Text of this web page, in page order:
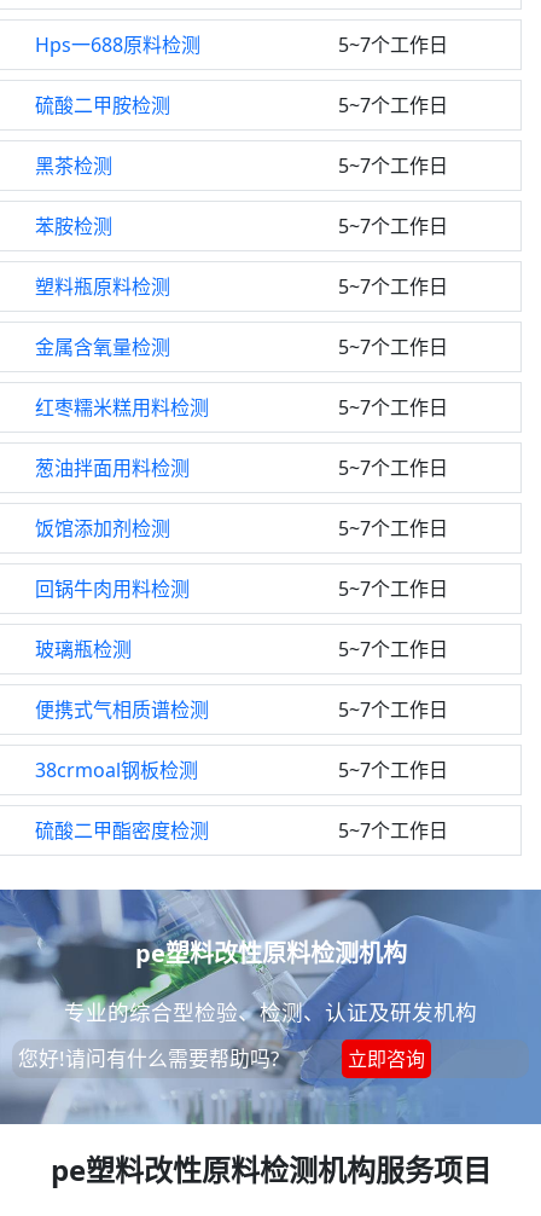
Hps一688原料检测 5~7个工作日
硫酸二甲胺检测 5~7个工作日
黑茶检测 5~7个工作日
苯胺检测 5~7个工作日
塑料瓶原料检测 5~7个工作日
金属含氧量检测 5~7个工作日
红枣糯米糕用料检测 5~7个工作日
葱油拌面用料检测 5~7个工作日
饭馆添加剂检测 5~7个工作日
回锅牛肉用料检测 5~7个工作日
玻璃瓶检测 5~7个工作日
便携式气相质谱检测 5~7个工作日
38crmoal钢板检测 5~7个工作日
硫酸二甲酯密度检测 5~7个工作日
pe塑料改性原料检测机构
专业的综合型检验、检测、认证及研发机构
您好!请问有什么需要帮助吗? 立即咨询
pe塑料改性原料检测机构服务项目